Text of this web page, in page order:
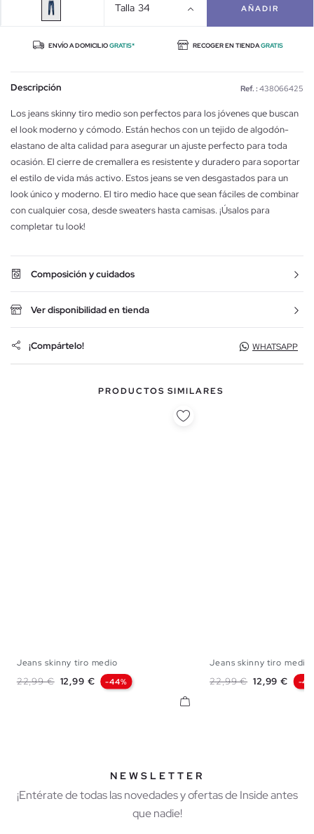
Talla 34 AÑADIR
ENVÍO A DOMICILIOGRATIS* RECOGER EN TIENDAGRATIS
Descripción Ref. : 438066425
Los jeans skinny tiro medio son perfectos para los jóvenes que buscan
el look moderno y cómodo. Están hechos con un tejido de algodón-
elastano de alta calidad para asegurar un ajuste perfecto para toda
ocasión. El cierre de cremallera es resistente y duradero para soportar
el estilo de vida más activo. Estos jeans se ven desgastados para un
look único y moderno. El tiro medio hace que sean fáciles de combinar
con cualquier cosa, desde sweaters hasta camisas. ¡Úsalos para
completar tu look!
Composición y cuidados
Ver disponibilidad en tienda
¡Compártelo! WHATSAPP
PRODUCTOS SIMILARES
36
Jeans skinny tiro medio
Precio base
22,99 € Precio
12,99 € -44%
36
Jeans skinny tiro
Precio base
22,99 € Precio
12,99 € -
NEWSLETTER
¡Entérate de todas las novedades y ofertas de Inside antes
que nadie!